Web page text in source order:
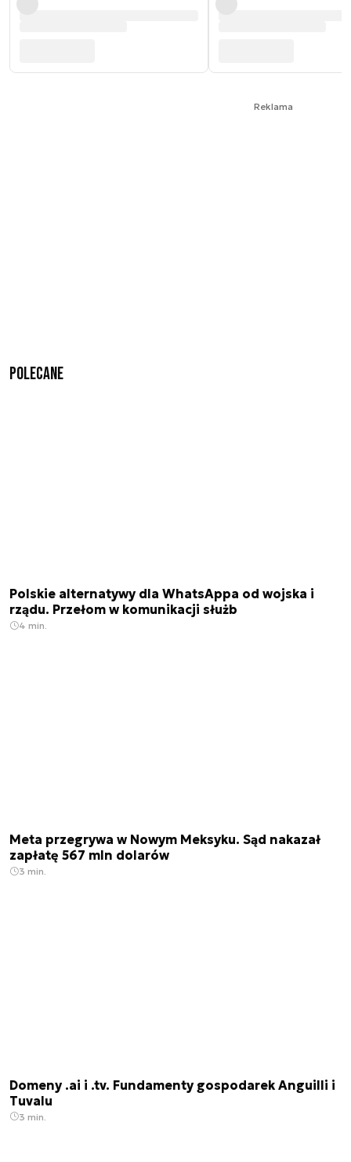
Reklama
Polecane
Polskie alternatywy dla WhatsAppa od wojska i
rządu. Przełom w komunikacji służb
4 min.
Meta przegrywa w Nowym Meksyku. Sąd nakazał
zapłatę 567 mln dolarów
3 min.
Domeny .ai i .tv. Fundamenty gospodarek Anguilli i
Tuvalu
3 min.